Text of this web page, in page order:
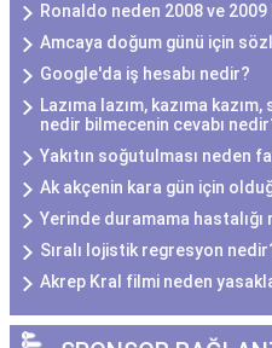
Ronaldo neden 2008 ve
Amcaya doğum günü için
Google'da iş hesabı nedir?
Lazıma lazım, kazıma
nedir bilmecenin cevabı
Yakıtın soğutulması neden
Ak akçenin kara gün için
Yerinde duramama hastalığı
Sıralı lojistik regresyon
Akrep Kral filmi neden